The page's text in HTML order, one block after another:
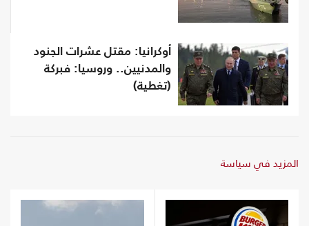
أوكرانيا: مقتل عشرات الجنود
والمدنيين.. وروسيا: فبركة
(تغطية)
المزيد في سياسة